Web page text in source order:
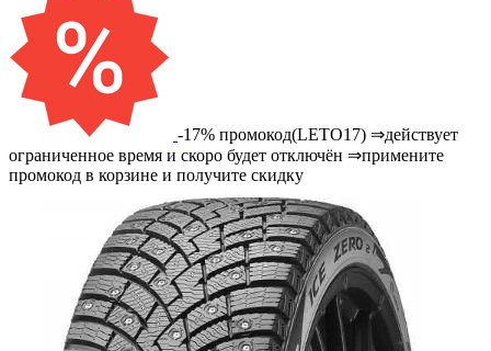
-17% промокод(LETO17) ⇒действует
ограниченное время и скоро будет отключён ⇒примените
промокод в корзине и получите скидку